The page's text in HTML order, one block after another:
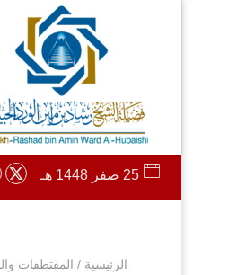
25 صفر 1448 هـ
الرئيسية / المقتطفات